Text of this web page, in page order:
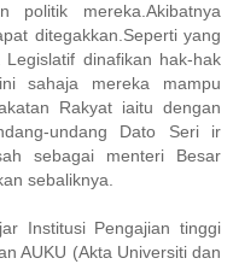
politik mereka.Akibatnya
ditegakkan.Seperti yang
dinafikan hak-hak
sahaja mereka mampu
Rakyat iaitu dengan
undang Dato Seri ir
sebagai menteri Besar
sebaliknya.
Institusi Pengajian tinggi
AUKU (Akta Universiti dan